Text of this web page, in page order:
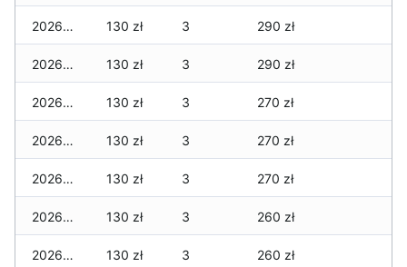
2026-03-14 130 zł 3 290 zł
2026-03-13 130 zł 3 290 zł
2026-03-12 130 zł 3 270 zł
2026-03-11 130 zł 3 270 zł
2026-03-10 130 zł 3 270 zł
2026-03-09 130 zł 3 260 zł
2026-03-08 130 zł 3 260 zł